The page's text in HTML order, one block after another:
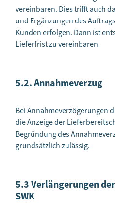
vereinbaren. Dies trifft auch
und Ergänzungen des
Kunden erfolgen. Dann ist
Lieferfrist zu vereinbaren.
5.2. Annahmeverzug
Bei Annahmeverzögerungen
die Anzeige der
Begründung des
grundsätzlich zulässig.
5.3 Verlängerungen
SWK